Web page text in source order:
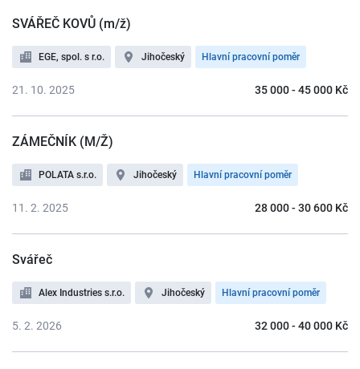
SVÁŘEČ KOVŮ (m/ž)
EGE, spol. s r.o. Jihočeský Hlavní pracovní poměr
35 000 - 45 000 Kč
21. 10. 2025
ZÁMEČNÍK (M/Ž)
POLATA s.r.o. Jihočeský Hlavní pracovní poměr
28 000 - 30 600 Kč
11. 2. 2025
Svářeč
Alex Industries s.r.o. Jihočeský Hlavní pracovní poměr
32 000 - 40 000 Kč
5. 2. 2026